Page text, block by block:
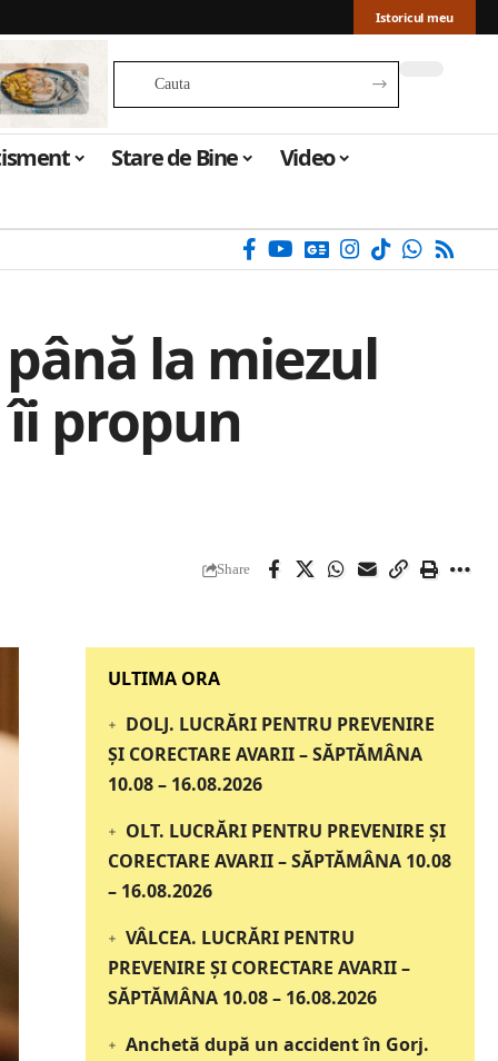
Istoricul meu
Stare de Bine Video
până la miezul
propun
Share
‎‎‎‎‎‎‎ULTIMA ORA
DOLJ. LUCRĂRI PENTRU PREVENIRE
ȘI CORECTARE AVARII – SĂPTĂMÂNA
10.08 – 16.08.2026
OLT. LUCRĂRI PENTRU PREVENIRE ȘI
CORECTARE AVARII – SĂPTĂMÂNA 10.08
– 16.08.2026
VÂLCEA. LUCRĂRI PENTRU
PREVENIRE ȘI CORECTARE AVARII –
SĂPTĂMÂNA 10.08 – 16.08.2026
Anchetă după un accident în Gorj.